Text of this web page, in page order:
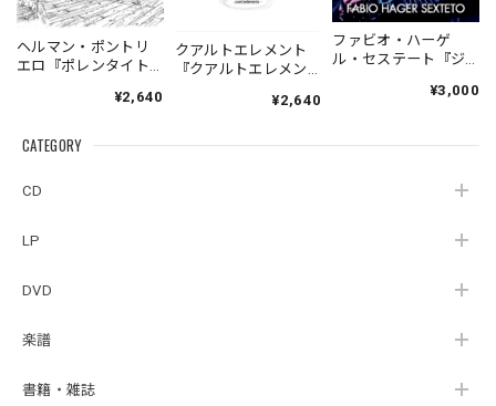
CATEGORY
CD
LP
DVD
楽譜
書籍・雑誌
ヘルマン・ポントリ
エロ『ポレンタイト
Pontoriero『POLENT
la Ribera』
¥2,640
クアルトエレメント
『クアルトエレメン
Cuartoelemento『Cu
（007RECORDS-27）
¥2,640
ファビオ・ハーゲ
ル・セステート『ジ
¥3,000